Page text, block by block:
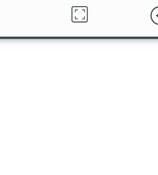
- Konfirmerede kvinder 1845